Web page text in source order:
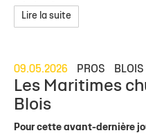
Lire la suite
09.05.2026 PROS BLOIS
Les Maritimes
Blois
Pour cette avant-dernière